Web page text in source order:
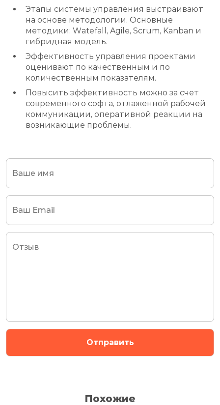
Этапы системы управления выстраивают
на основе методологии. Основные
методики: Watefall, Agile, Scrum, Kanban и
гибридная модель.
Эффективность управления проектами
оценивают по качественным и по
количественным показателям.
Повысить эффективность можно за счет
современного софта, отлаженной рабочей
коммуникации, оперативной реакции на
возникающие проблемы.
Похожие